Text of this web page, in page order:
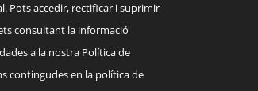
Pots accedir, rectificar i suprimir
consultant la informació
a la nostra Política de
contingudes en la política de